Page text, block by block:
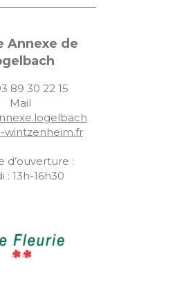
Annexe de
89 30 22 15
Mail
wintzenheim.fr
d’ouverture :
: 13h-16h30